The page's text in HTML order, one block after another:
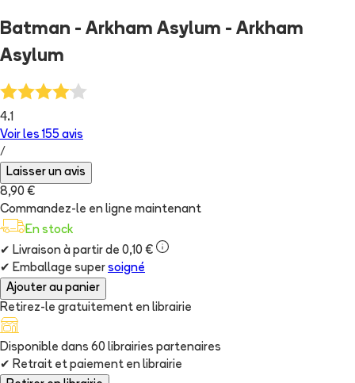
Batman - Arkham Asylum - Arkham
Asylum
4.1
Voir les 155 avis
/
Laisser un avis
8,90 €
Commandez-le en ligne maintenant
En stock
✔ Livraison à partir de 0,10 €
✔ Emballage super soigné
Ajouter au panier
Retirez-le gratuitement en librairie
Disponible dans 60 librairies partenaires
✔ Retrait et paiement en librairie